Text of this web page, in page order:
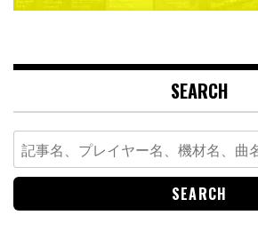
SEARCH
Search
for: